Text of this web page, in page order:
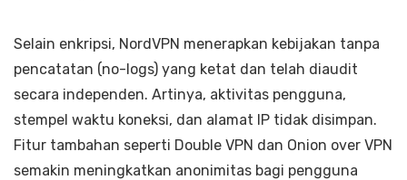
Selain enkripsi, NordVPN menerapkan kebijakan tanpa
pencatatan (no-logs) yang ketat dan telah diaudit
secara independen. Artinya, aktivitas pengguna,
stempel waktu koneksi, dan alamat IP tidak disimpan.
Fitur tambahan seperti Double VPN dan Onion over VPN
semakin meningkatkan anonimitas bagi pengguna